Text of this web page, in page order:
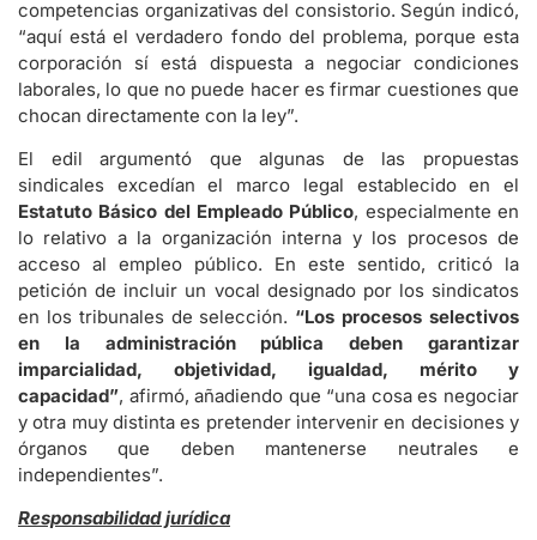
competencias organizativas del consistorio. Según indicó,
“aquí está el verdadero fondo del problema, porque esta
corporación sí está dispuesta a negociar condiciones
laborales, lo que no puede hacer es firmar cuestiones que
chocan directamente con la ley”.
El edil argumentó que algunas de las propuestas
sindicales excedían el marco legal establecido en el
Estatuto Básico del Empleado Público, especialmente en
lo relativo a la organización interna y los procesos de
acceso al empleo público. En este sentido, criticó la
petición de incluir un vocal designado por los sindicatos
en los tribunales de selección. “Los procesos selectivos
en la administración pública deben garantizar
imparcialidad, objetividad, igualdad, mérito y
capacidad”, afirmó, añadiendo que “una cosa es negociar
y otra muy distinta es pretender intervenir en decisiones y
órganos que deben mantenerse neutrales e
independientes”.
Responsabilidad jurídica